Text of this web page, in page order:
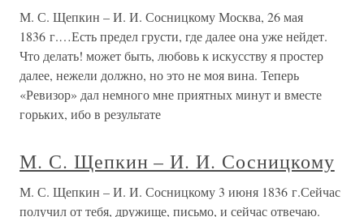
М. С. Щепкин – И. И. Сосницкому Москва, 26 мая
1836 г.…Есть предел грусти, где далее она уже нейдет.
Что делать! может быть, любовь к искусству я простер
далее, нежели должно, но это не моя вина. Теперь
«Ревизор» дал немного мне приятных минут и вместе
горьких, ибо в результате
М. С. Щепкин – И. И. Сосницкому
М. С. Щепкин – И. И. Сосницкому 3 июня 1836 г.Сейчас
получил от тебя, дружище, письмо, и сейчас отвечаю.